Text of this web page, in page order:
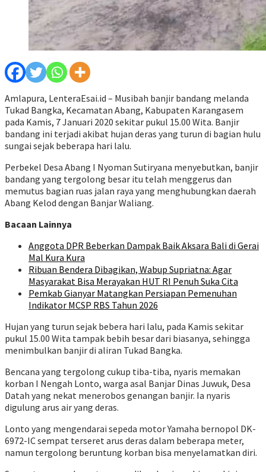
Amlapura, LenteraEsai.id – Musibah banjir bandang melanda
Tukad Bangka, Kecamatan Abang, Kabupaten Karangasem
pada Kamis, 7 Januari 2020 sekitar pukul 15.00 Wita. Banjir
bandang ini terjadi akibat hujan deras yang turun di bagian hulu
sungai sejak beberapa hari lalu.
Perbekel Desa Abang I Nyoman Sutiryana menyebutkan, banjir
bandang yang tergolong besar itu telah menggerus dan
memutus bagian ruas jalan raya yang menghubungkan daerah
Abang Kelod dengan Banjar Waliang.
Bacaan Lainnya
Anggota DPR Beberkan Dampak Baik Aksara Bali di Gerai
Mal Kura Kura
Ribuan Bendera Dibagikan, Wabup Supriatna: Agar
Masyarakat Bisa Merayakan HUT RI Penuh Suka Cita
Pemkab Gianyar Matangkan Persiapan Pemenuhan
Indikator MCSP RBS Tahun 2026
Hujan yang turun sejak bebera hari lalu, pada Kamis sekitar
pukul 15.00 Wita tampak bebih besar dari biasanya, sehingga
menimbulkan banjir di aliran Tukad Bangka.
Bencana yang tergolong cukup tiba-tiba, nyaris memakan
korban I Nengah Lonto, warga asal Banjar Dinas Juwuk, Desa
Datah yang nekat menerobos genangan banjir. Ia nyaris
digulung arus air yang deras.
Lonto yang mengendarai sepeda motor Yamaha bernopol DK-
6972-IC sempat terseret arus deras dalam beberapa meter,
namun tergolong beruntung korban bisa menyelamatkan diri.